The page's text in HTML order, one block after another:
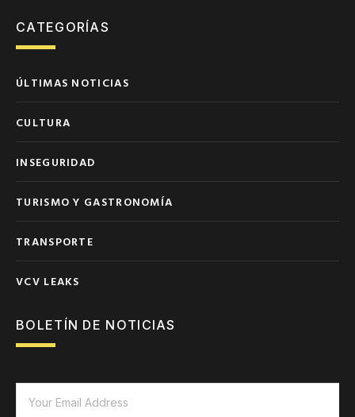
CATEGORÍAS
ÚLTIMAS NOTICIAS
CULTURA
INSEGURIDAD
TURISMO Y GASTRONOMÍA
TRANSPORTE
VCV LEAKS
BOLETÍN DE NOTICIAS